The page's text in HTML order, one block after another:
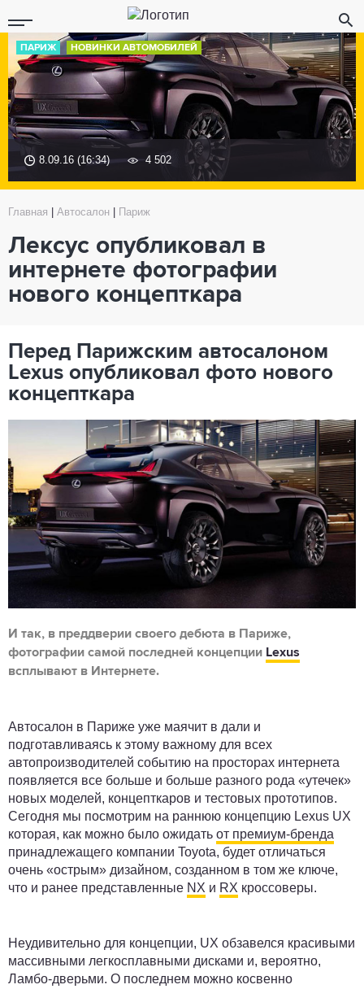
ПАРИЖ НОВИНКИ АВТОМОБИЛЕЙ
8.09.16 (16:34) 4 502
Главная Автосалон Париж
Лексус опубликовал в
интернете фотографии
нового концепткара
Перед Парижским автосалоном
Lexus опубликовал фото нового
концепткара
И так, в преддверии своего дебюта в Париже,
фотографии самой последней концепции Lexus
всплывают в Интернете.
Автосалон в Париже уже маячит в дали и
подготавливаясь к этому важному для всех
автопроизводителей событию на просторах интернета
появляется все больше и больше разного рода «утечек»
новых моделей, концепткаров и тестовых прототипов.
Сегодня мы посмотрим на раннюю концепцию Lexus UX
которая, как можно было ожидать от премиум-бренда
принадлежащего компании Toyota, будет отличаться
очень «острым» дизайном, созданном в том же ключе,
что и ранее представленные NX и RX кроссоверы.
Неудивительно для концепции, UX обзавелся красивыми
массивными легкосплавными дисками и, вероятно,
Ламбо-дверьми. О последнем можно косвенно